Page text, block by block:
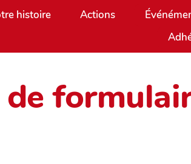
histoire Actions
de